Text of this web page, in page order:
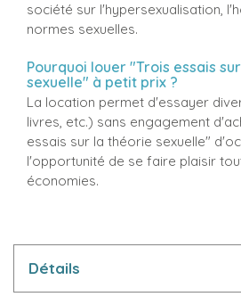
société sur l'hypersexualisation,
normes sexuelles.
Pourquoi louer "Trois essais
sexuelle" à petit prix ?
La location permet d'essayer
livres, etc.) sans engagement
essais sur la théorie sexuelle"
l'opportunité de se faire plaisir
économies.
Détails